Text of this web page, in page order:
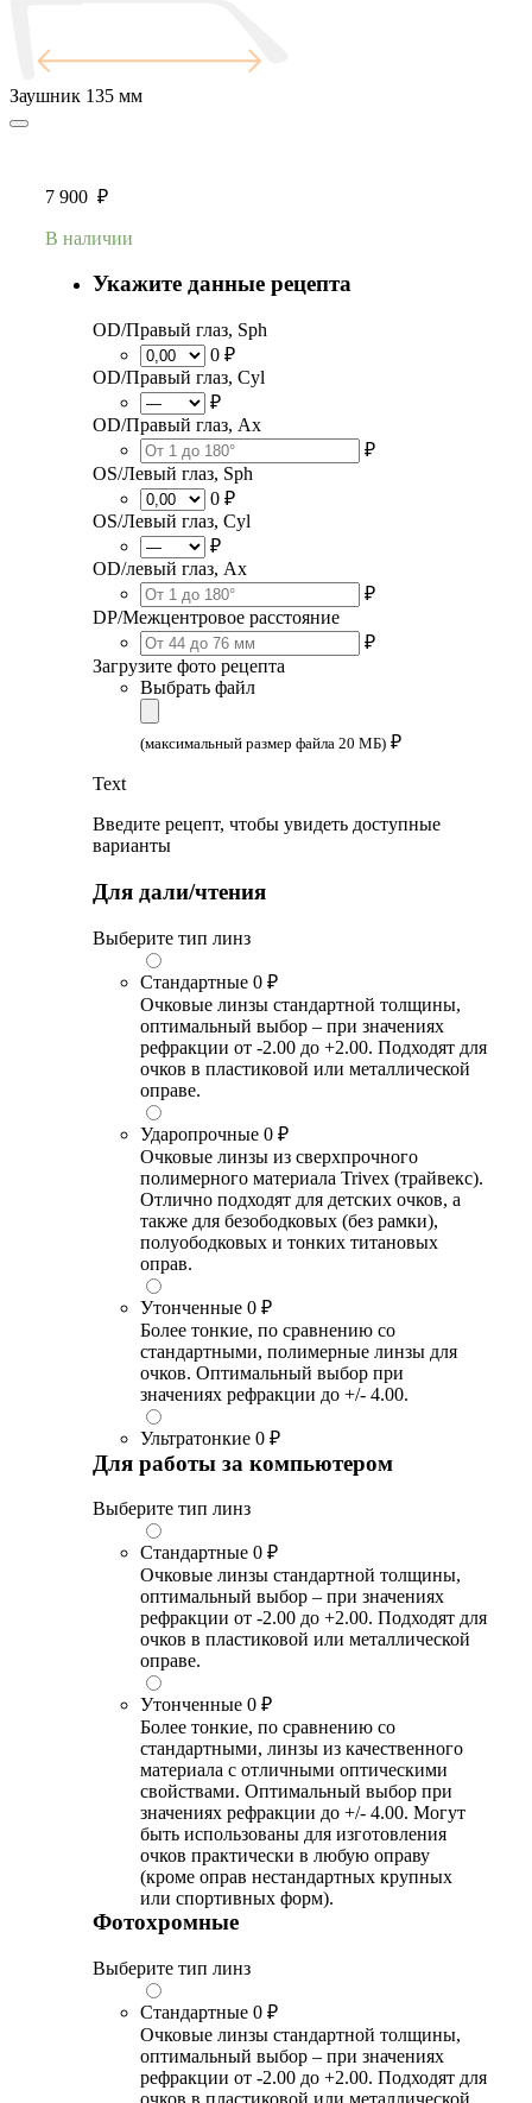
Заушник 135 мм
7 900 ₽
В наличии
Укажите данные рецепта
OD/Правый глаз, Sph
0 ₽
OD/Правый глаз, Cyl
₽
OD/Правый глаз, Ax
₽
OS/Левый глаз, Sph
0 ₽
OS/Левый глаз, Cyl
₽
OD/левый глаз, Ax
₽
DP/Межцентровое расстояние
₽
Загрузите фото рецепта
Выбрать файл
(максимальный размер файла 20 МБ) ₽
Text
Введите рецепт, чтобы увидеть доступные
варианты
Для дали/чтения
Выберите тип линз
Стандартные 0 ₽
Очковые линзы стандартной толщины,
оптимальный выбор – при значениях
рефракции от -2.00 до +2.00. Подходят для
очков в пластиковой или металлической
оправе.
Ударопрочные 0 ₽
Очковые линзы из сверхпрочного
полимерного материала Trivex (трайвекс).
Отлично подходят для детских очков, а
также для безободковых (без рамки),
полуободковых и тонких титановых
оправ.
Утонченные 0 ₽
Более тонкие, по сравнению со
стандартными, полимерные линзы для
очков. Оптимальный выбор при
значениях рефракции до +/- 4.00.
Ультратонкие 0 ₽
Для работы за компьютером
Выберите тип линз
Стандартные 0 ₽
Очковые линзы стандартной толщины,
оптимальный выбор – при значениях
рефракции от -2.00 до +2.00. Подходят для
очков в пластиковой или металлической
оправе.
Утонченные 0 ₽
Более тонкие, по сравнению со
стандартными, линзы из качественного
материала с отличными оптическими
свойствами. Оптимальный выбор при
значениях рефракции до +/- 4.00. Могут
быть использованы для изготовления
очков практически в любую оправу
(кроме оправ нестандартных крупных
или спортивных форм).
Фотохромные
Выберите тип линз
Стандартные 0 ₽
Очковые линзы стандартной толщины,
оптимальный выбор – при значениях
рефракции от -2.00 до +2.00. Подходят для
очков в пластиковой или металлической